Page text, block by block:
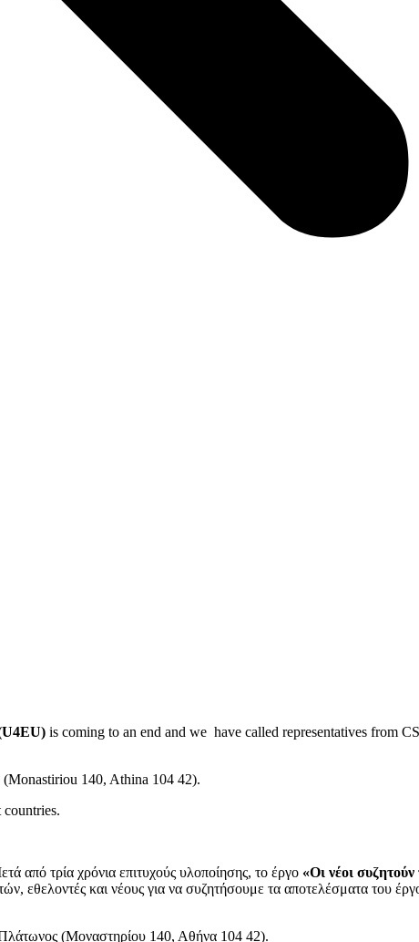
is coming to an end and we have called representatives from
(Monastiriou 140, Athina 104 42).
από τρία χρόνια επιτυχούς υλοποίησης, το έργο «Οι νέοι
εθελοντές και νέους για να συζητήσουμε τα αποτελέσματα του
(Μοναστηρίου 140, Αθήνα 104 42).